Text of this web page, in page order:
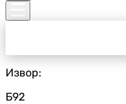
Извор:
Б92